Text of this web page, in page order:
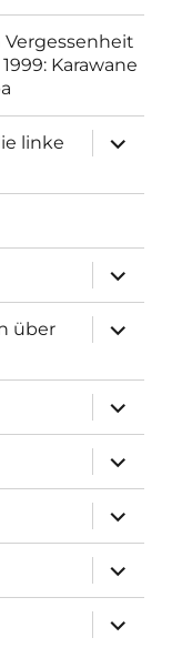
Karawane
linke
anzeigen
anzeigen
über
anzeigen
anzeigen
anzeigen
anzeigen
anzeigen
anzeigen